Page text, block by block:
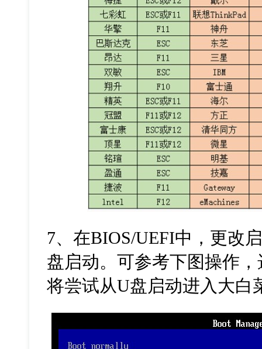
7、在BIOS/UEFI中，更改
盘启动。可参考下图操作，
将尝试从U盘启动进入大白